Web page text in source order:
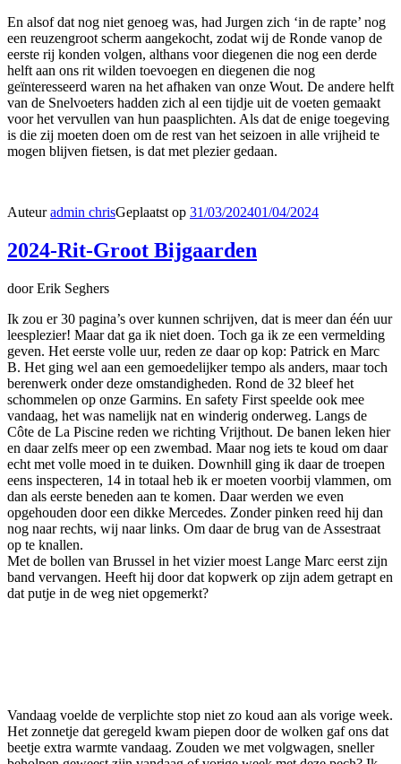
En alsof dat nog niet genoeg was, had Jurgen zich ‘in de rapte’ nog
een reuzengroot scherm aangekocht, zodat wij de Ronde vanop de
eerste rij konden volgen, althans voor diegenen die nog een derde
helft aan ons rit wilden toevoegen en diegenen die nog
geïnteresseerd waren na het afhaken van onze Wout. De andere helft
van de Snelvoeters hadden zich al een tijdje uit de voeten gemaakt
voor het vervullen van hun paasplichten. Als dat de enige toegeving
is die zij moeten doen om de rest van het seizoen in alle vrijheid te
mogen blijven fietsen, is dat met plezier gedaan.
Auteuradmin chrisGeplaatst op 31/03/202401/04/2024
2024-Rit-Groot Bijgaarden
door Erik Seghers
Ik zou er 30 pagina’s over kunnen schrijven, dat is meer dan één uur
leesplezier! Maar dat ga ik niet doen. Toch ga ik ze een vermelding
geven. Het eerste volle uur, reden ze daar op kop: Patrick en Marc
B. Het ging wel aan een gemoedelijker tempo als anders, maar toch
berenwerk onder deze omstandigheden. Rond de 32 bleef het
schommelen op onze Garmins. En safety First speelde ook mee
vandaag, het was namelijk nat en winderig onderweg. Langs de
Côte de La Piscine reden we richting Vrijthout. De banen leken hier
en daar zelfs meer op een zwembad. Maar nog iets te koud om daar
echt met volle moed in te duiken. Downhill ging ik daar de troepen
eens inspecteren, 14 in totaal heb ik er moeten voorbij vlammen, om
dan als eerste beneden aan te komen. Daar werden we even
opgehouden door een dikke Mercedes. Zonder pinken reed hij dan
nog naar rechts, wij naar links. Om daar de brug van de Assestraat
op te knallen.
Met de bollen van Brussel in het vizier moest Lange Marc eerst zijn
band vervangen. Heeft hij door dat kopwerk op zijn adem getrapt en
dat putje in de weg niet opgemerkt?
Vandaag voelde de verplichte stop niet zo koud aan als vorige week.
Het zonnetje dat geregeld kwam piepen door de wolken gaf ons dat
beetje extra warmte vandaag. Zouden we met volgwagen, sneller